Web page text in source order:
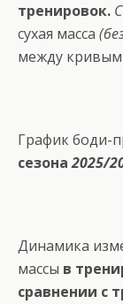
тренировок.
сухая масса
между
График боди-
сезона2025/
Динамика
массы в
сравнении с